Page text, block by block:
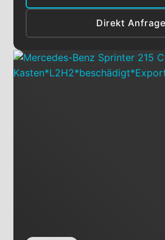
Direkt